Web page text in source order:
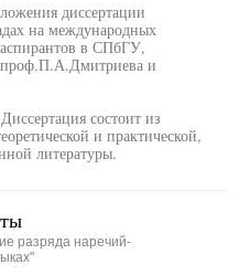
диссертации
на международных
в СПбГУ,
проф.П.А.Дмитриева и
состоит из
и практической,
литературы.
разряда наречий-